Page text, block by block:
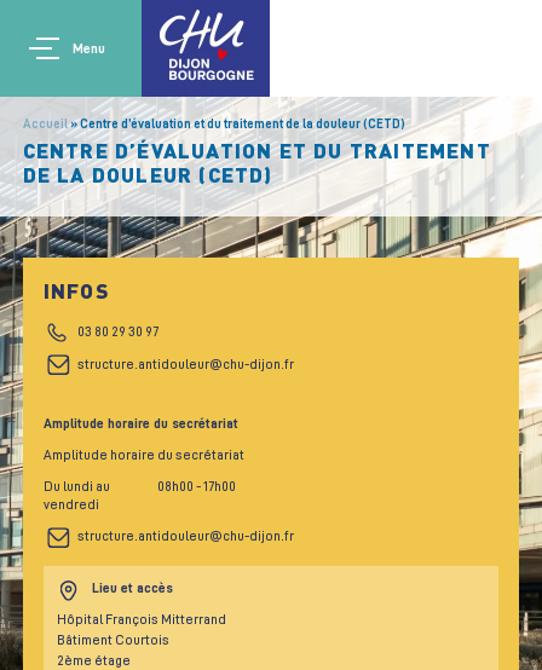
Aller au contenu principal
Main navigation
Menu
Accueil Centre d’évaluation et du traitement de la douleur (CETD)
CENTRE D’ÉVALUATION ET DU TRAITEMENT
DE LA DOULEUR (CETD)
INFOS
03 80 29 30 97
structure.antidouleur@chu-dijon.fr
Amplitude horaire du secrétariat
Amplitude horaire du secrétariat
Du lundi au
vendredi
08h00 - 17h00
structure.antidouleur@chu-dijon.fr
Lieu et accès
Hôpital François Mitterrand
Bâtiment Courtois
2ème étage
Panneau de gestion des cookies